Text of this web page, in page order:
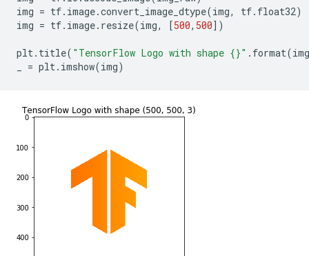
img = tf. image.convert_image_dtype(img, tf. float32)
img = tf. image. resize(img, [500, 500])
plt. title( "TensorFlow Logo with shape {}" . format(img
= plt. imshow(img)